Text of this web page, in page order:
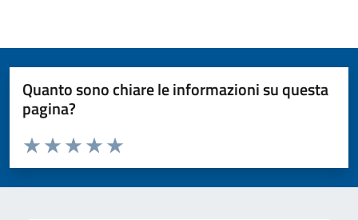
Quanto sono chiare le informazioni su questa
pagina?
Valuta da 1 a 5 stelle la pagina
Valuta 5 stelle su 5
Valuta 4 stelle su 5
Valuta 3 stelle su 5
Valuta 2 stelle su 5
Valuta 1 stelle su 5